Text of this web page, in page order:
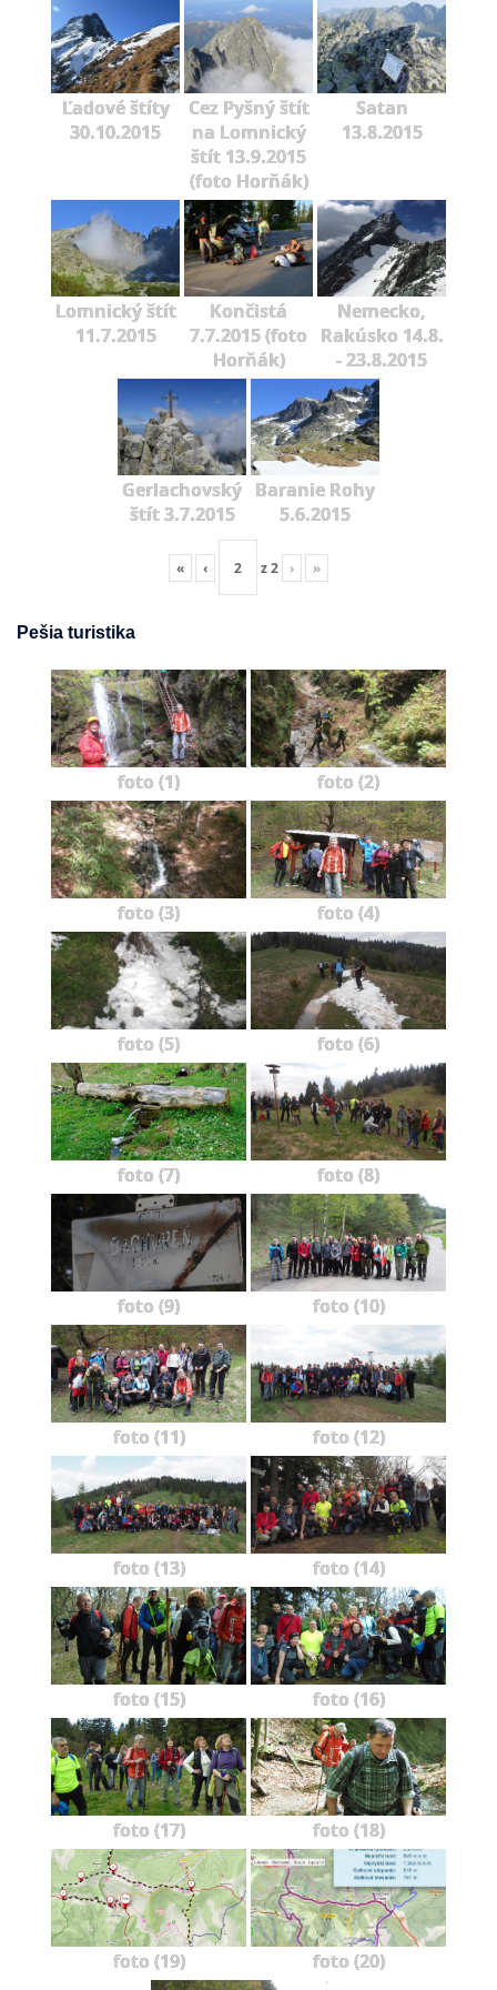
Ľadové štíty
30.10.2015
Cez Pyšný štít
na Lomnický
štít 13.9.2015
(foto Horňák)
Satan
13.8.2015
Lomnický štít
11.7.2015
Končistá
7.7.2015 (foto
Horňák)
Nemecko,
Rakúsko 14.8.
- 23.8.2015
Gerlachovský
štít 3.7.2015
Baranie Rohy
5.6.2015
« ‹ z2 › »
Pešia turistika
foto (1) foto (2)
foto (3) foto (4)
foto (5) foto (6)
foto (7) foto (8)
foto (9) foto (10)
foto (11) foto (12)
foto (13) foto (14)
foto (15) foto (16)
foto (17) foto (18)
foto (19) foto (20)